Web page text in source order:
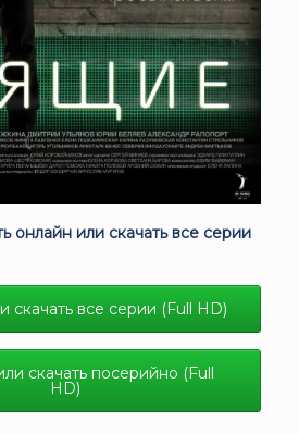
онлайн или скачать все серии
скачать все серии (Full HD)
скачать посерийно (Full
HD)